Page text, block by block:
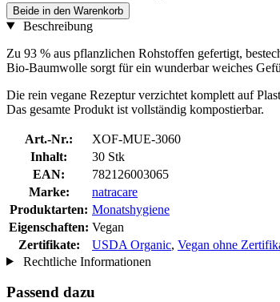
Beide in den Warenkorb
Beschreibung
Zu 93 % aus pflanzlichen Rohstoffen gefertigt,
Bio-Baumwolle sorgt für ein wunderbar weiches
Die rein vegane Rezeptur verzichtet komplett auf
Das gesamte Produkt ist vollständig kompostierbar.
Art.-Nr.:
XOF-MUE-3060
Inhalt:
30 Stk
EAN:
782126003065
Marke:
natracare
Produktarten: Monatshygiene
Eigenschaften: Vegan
Zertifikate:
USDA Organic, Vegan ohne
Rechtliche Informationen
Passend dazu